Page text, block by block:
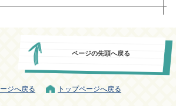
ページの先頭へ戻る
ジへ戻る トップページへ戻る